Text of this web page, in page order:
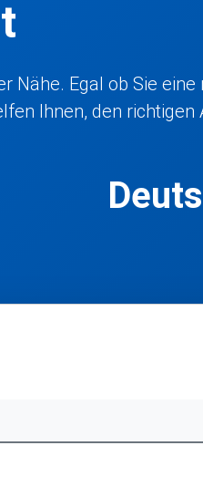
Nähe. Egal ob Sie
Ihnen, den